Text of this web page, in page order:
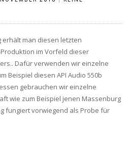
erhält man diesen letzten
im Vorfeld dieser
Dafür verwenden wir einzelne
Beispiel diesen API Audio 550b
gebrauchen wir einzelne
wie zum Beispiel jenen Massenburg
fungiert vorwiegend als Probe für